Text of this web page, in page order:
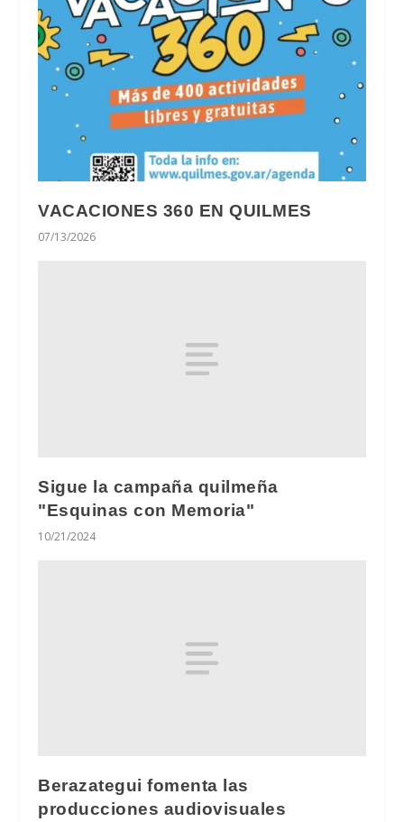
VACACIONES 360 EN QUILMES
07/13/2026
Sigue la campaña quilmeña
"Esquinas con Memoria"
10/21/2024
Berazategui fomenta las
producciones audiovisuales